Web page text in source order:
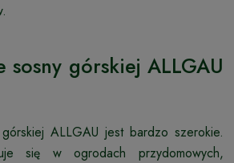
sosny górskiej ALLGAU
ALLGAU jest bardzo szerokie.
się w ogrodach przydomowych,